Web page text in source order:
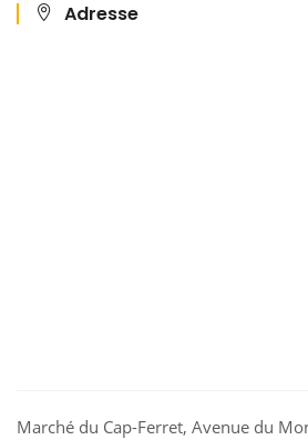
Adresse
Marché du Cap-Ferret, Avenue du